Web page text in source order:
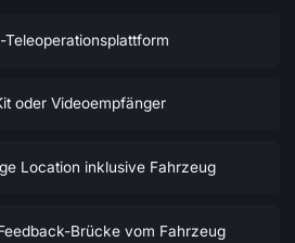
Teleoperationsplattform
oder Videoempfänger
Location inklusive Fahrzeug
Brücke vom Fahrzeug